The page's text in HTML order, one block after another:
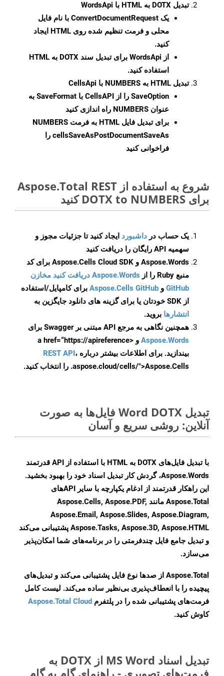
تبدیل DOTX به HTML با WordsApi
یک ConvertDocumentRequest با نام فایل
محلی و فرمت تنظیم شده روی HTML ایجاد
کنید.
از WordsApi برای تبدیل سند DOTX به HTML
استفاده کنید.
تبدیل HTML به NUMBERS با CellsApi
SaveOption
را از CellsAPI با SaveFormat به
عنوان NUMBERS راه اندازی کنید
برای تبدیل فایل HTML به فرمت
NUMBERS
cellsSaveAsPostDocumentSaveAs را
فراخوانی کنید
شروع به استفاده از Aspose.Total REST
برای DOTX to NUMBERS کنید
یک حساب در داشبورد ایجاد کنید تا جزئیات مجوز و
سهمیه API رایگان را دریافت کنید
Aspose.Words و Aspose.Cells Cloud SDK برای کد
منبع Ruby را از
Aspose.Words دریافت کنید مخازن
GitHub و Aspose.Cells GitHub برای کامپایل/استفاده
از SDK خودتان یا برای گزینه های دانلود جایگزین به
انتشارها بروید.
همچنین نگاهی به مرجع API مبتنی بر Swagger برای
Aspose.Words
و <a href=“https://apireference
بیندازید. برای اطلاعات بیشتر درباره REST API،
.aspose.cloud/cells/">Aspose.Cells را انتخاب کنید.
تبدیل Word DOTX فایل‌ها به صورت
آنلاین: روشی سریع و آسان
با تبدیل فایل‌های DOTX به HTML با استفاده از API قدرتمند
Aspose.Words، گردش کار تبدیل اسناد خود را بهبود بخشید.
این راهکار قدرتمند از ادغام یکپارچه با سایر APIهای
Aspose.Total مانند Aspose.Cells, Aspose.PDF,
Aspose.Email, Aspose.Slides, Aspose.Diagram,
Aspose.Tasks, Aspose.3D, Aspose.HTML پشتیبانی می‌کند
و تبدیل جامع فایل چندفرمتی را در برنامه‌های شما امکان‌پذیر
می‌سازد.
Aspose.Total از صدها نوع فایل پشتیبانی می‌کند و تبدیل‌های
پیچیده را با انعطاف‌پذیری بی‌نظیر ساده می‌کند. لیست کامل
فرمت‌های پشتیبانی شده را در پلتفرم Aspose.Total Cloud
کاوش کنید.
تبدیل اسناد MS Word از DOTX به